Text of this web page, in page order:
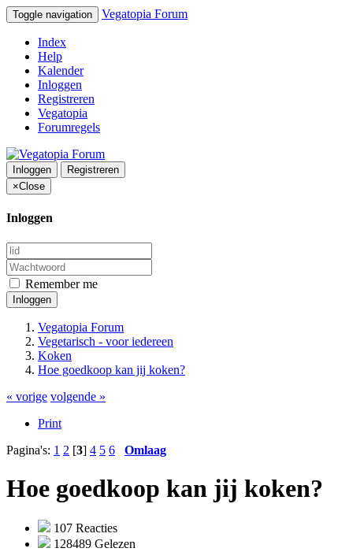
Toggle navigation Vegatopia Forum
Index
Help
Kalender
Inloggen
Registreren
Vegatopia
Forumregels
Inloggen
Registreren
×Close
Inloggen
Remember me
Inloggen
Vegatopia Forum
Vegetarisch - voor iedereen
Koken
Hoe goedkoop kan jij koken?
« vorige volgende »
Print
Pagina's: 1 2 [3] 4 5 6 Omlaag
Hoe goedkoop kan jij koken?
107 Reacties
128489 Gelezen